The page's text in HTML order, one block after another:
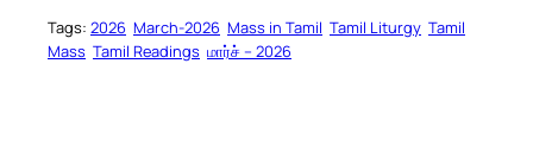
Tags: 2026 March-2026 Mass in Tamil Tamil Liturgy Tamil
Mass Tamil Readings மார்ச் – 2026